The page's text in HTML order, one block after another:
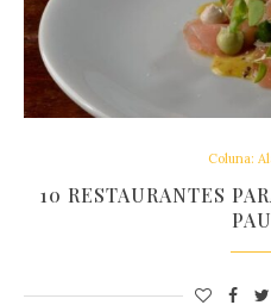
Coluna:
10 RESTAURANTES